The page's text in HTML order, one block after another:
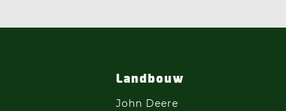
Landbouw
John Deere